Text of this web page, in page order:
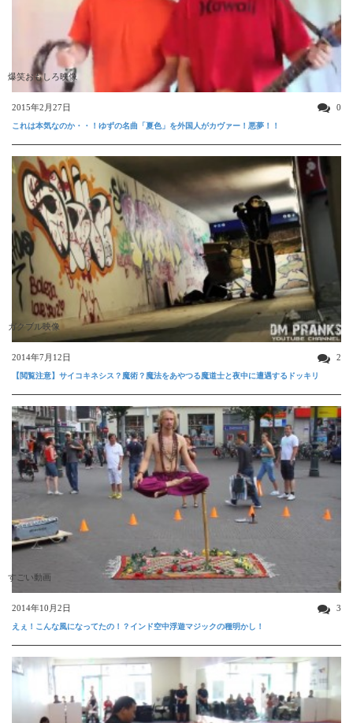
爆笑おもしろ映像
2015年2月27日 0
これは本気なのか・・！ゆずの名曲「夏色」を外国人がカヴァー！悪夢！！
ガクブル映像
2014年7月12日 2
【閲覧注意】サイコキネシス？魔術？魔法をあやつる魔道士と夜中に遭遇するドッキリ
すごい動画
2014年10月2日 3
えぇ！こんな風になってたの！？インド空中浮遊マジックの種明かし！